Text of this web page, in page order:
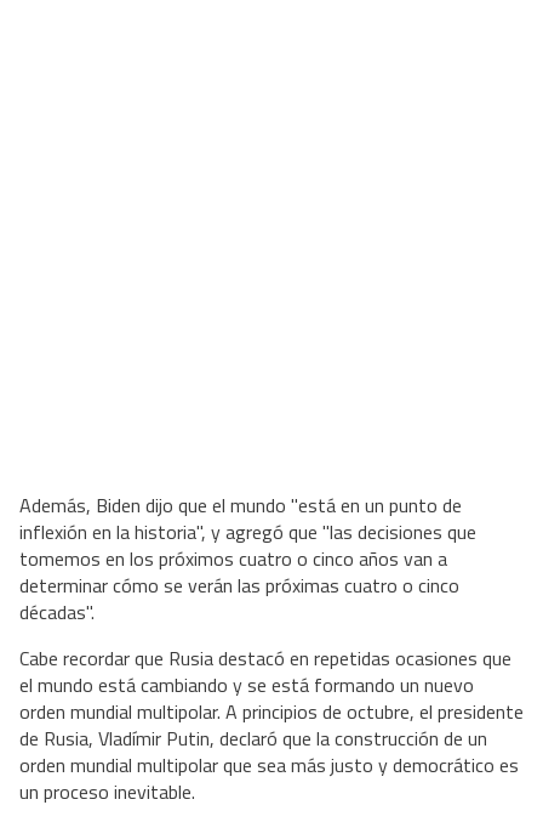
Además, Biden dijo que el mundo "está en un punto de
inflexión en la historia", y agregó que "las decisiones que
tomemos en los próximos cuatro o cinco años van a
determinar cómo se verán las próximas cuatro o cinco
décadas".
Cabe recordar que Rusia destacó en repetidas ocasiones que
el mundo está cambiando y se está formando un nuevo
orden mundial multipolar. A principios de octubre, el presidente
de Rusia, Vladímir Putin, declaró que la construcción de un
orden mundial multipolar que sea más justo y democrático es
un proceso inevitable.